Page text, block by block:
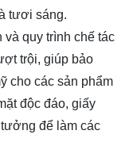
tươi sáng.
quy trình chế tác
trội, giúp bảo
cho các sản phẩm
độc đáo, giấy
để làm các